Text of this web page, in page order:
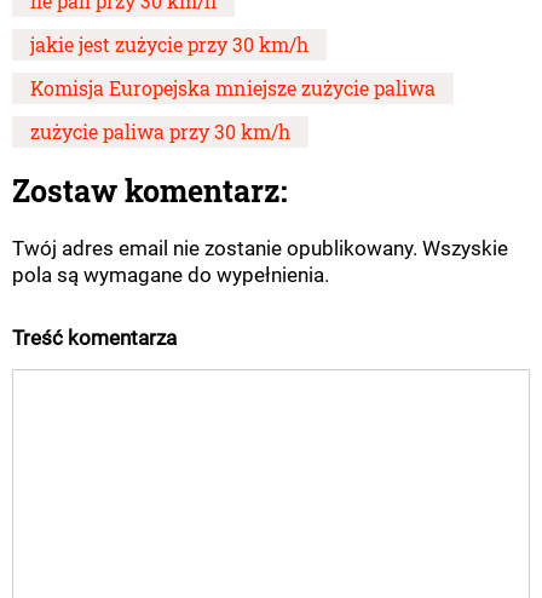
jakie jest zużycie przy 30 km/h
Komisja Europejska mniejsze zużycie paliwa
zużycie paliwa przy 30 km/h
Zostaw komentarz:
Twój adres email nie zostanie opublikowany. Wszyskie
pola są wymagane do wypełnienia.
Treść komentarza